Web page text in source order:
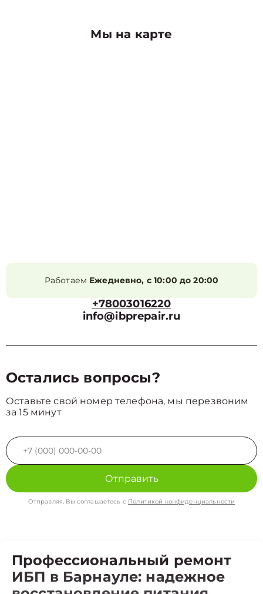
Мы на карте
Работаем Ежедневно, с 10:00 до 20:00
+78003016220
info@ibprepair.ru
Остались вопросы?
Оставьте свой номер телефона, мы перезвоним
за 15 минут
Отправить
Отправляя, Вы соглашаетесь с Политикой конфиденциальности
Профессиональный ремонт
ИБП в Барнауле: надежное